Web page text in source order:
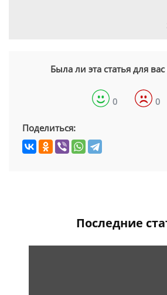
Была ли эта статья для
0 0
Поделиться:
Последние